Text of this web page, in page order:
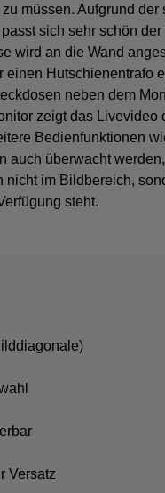
müssen. Aufgrund
sich sehr schön
wird an die Wand
Hutschienentrafo
neben dem
zeigt das
Bedienfunktionen
auch überwacht
im Bildbereich,
steht.
Versatz